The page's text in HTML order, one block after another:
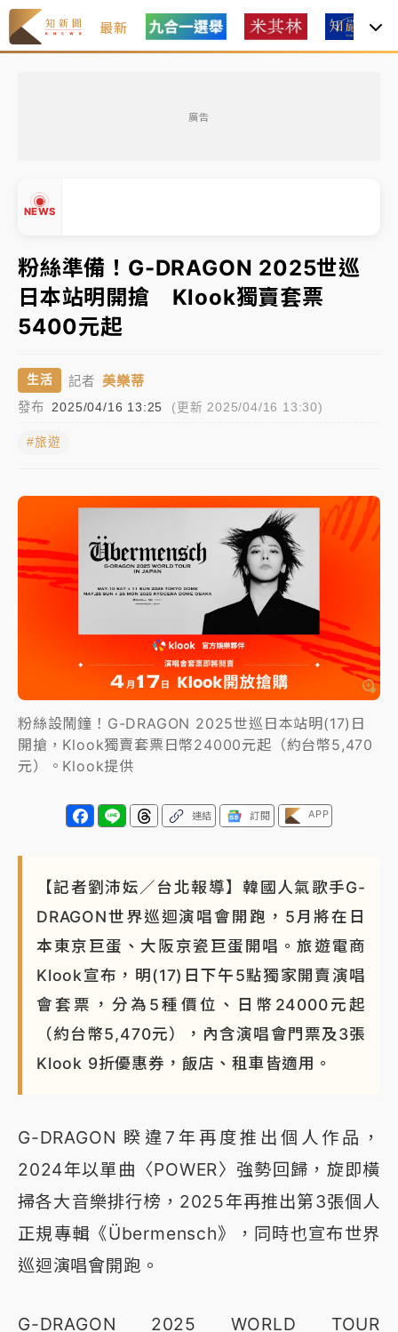
最新
廣告
NEWS
有片｜
連根拔起
中颱白海豚風雨來了！中部以北防豪雨 今晚、明天影
響最劇烈
白海豚逼近！北市水門只出不進 未移置車輛最高罰
4800＋拖吊費
油價持續凍漲！ 中油宣布下周一汽柴油價格維持不變
路鷹架倒塌壓2車
連根拔起
中颱白海豚風雨來了！中部以北防豪雨 今晚、明天影
響最劇烈
白海豚逼近！北市水門只出不進 未移置車輛最高罰
▼
粉絲準備！G-DRAGON 2025世巡
日本站明開搶 Klook獨賣套票
5400元起
生活 記者 美樂蒂
發布 2025/04/16 13:25 (更新 2025/04/16 13:30)
#旅遊
粉絲設鬧鐘！G-DRAGON 2025世巡日本站明(17)日
開搶，Klook獨賣套票日幣24000元起（約台幣5,470
元）。Klook提供
連結 訂閱 APP
【記者劉沛妘／台北報導】韓國人氣歌手G-
DRAGON世界巡迴演唱會開跑，5月將在日
本東京巨蛋、大阪京瓷巨蛋開唱。旅遊電商
Klook宣布，明(17)日下午5點獨家開賣演唱
會套票，分為5種價位、日幣24000元起
（約台幣5,470元），內含演唱會門票及3張
Klook 9折優惠券，飯店、租車皆適用。
G-DRAGON 睽違7年再度推出個人作品，
2024年以單曲〈POWER〉強勢回歸，旋即橫
掃各大音樂排行榜，2025年再推出第3張個人
正規專輯《Übermensch》，同時也宣布世界
巡迴演唱會開跑。
G-DRAGON 2025 WORLD TOUR